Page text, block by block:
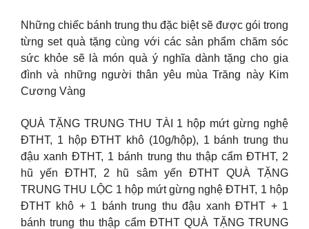
Những chiếc bánh trung thu đặc biệt sẽ được gói trong
từng set quà tặng cùng với các sản phẩm chăm sóc
sức khỏe sẽ là món quà ý nghĩa dành tặng cho gia
đình và những người thân yêu mùa Trăng này Kim
Cương Vàng
QUÀ TẶNG TRUNG THU TÀI 1 hộp mứt gừng nghệ
ĐTHT, 1 hộp ĐTHT khô (10g/hộp), 1 bánh trung thu
đậu xanh ĐTHT, 1 bánh trung thu thập cẩm ĐTHT, 2
hũ yến ĐTHT, 2 hũ sâm yến ĐTHT QUÀ TẶNG
TRUNG THU LỘC 1 hộp mứt gừng nghệ ĐTHT, 1 hộp
ĐTHT khô + 1 bánh trung thu đậu xanh ĐTHT + 1
bánh trung thu thập cẩm ĐTHT QUÀ TẶNG TRUNG